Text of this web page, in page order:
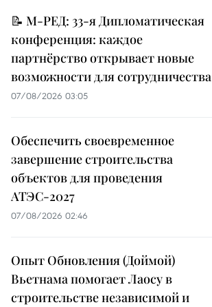
📝 М-РЕД: 33-я Дипломатическая
конференция: каждое
партнёрство открывает новые
возможности для сотрудничества
07/08/2026 03:05
Обеспечить своевременное
завершение строительства
объектов для проведения
АТЭС-2027
07/08/2026 02:46
Опыт Обновления (Доймой)
Вьетнама помогает Лаосу в
строительстве независимой и